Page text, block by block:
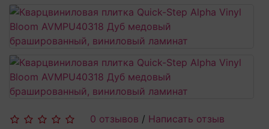
0 отзывов / Написать отзыв